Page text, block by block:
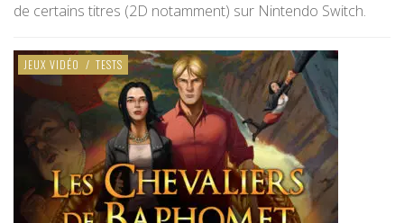
de certains titres (2D notamment) sur Nintendo Switch.
JEUX VIDÉO / TESTS